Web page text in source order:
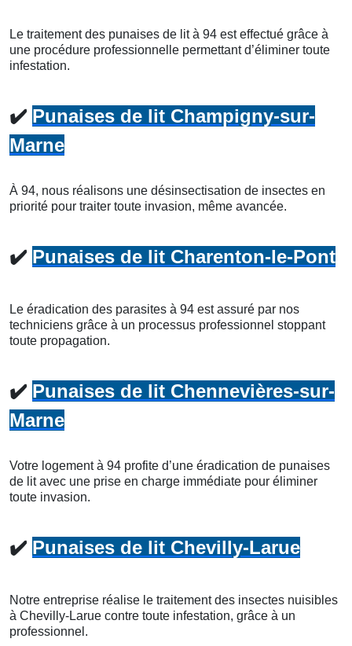
Le traitement des punaises de lit à 94 est effectué grâce à
une procédure professionnelle permettant d’éliminer toute
infestation.
✔️ Punaises de lit Champigny-sur-
Marne
À 94, nous réalisons une désinsectisation de insectes en
priorité pour traiter toute invasion, même avancée.
✔️ Punaises de lit Charenton-le-Pont
Le éradication des parasites à 94 est assuré par nos
techniciens grâce à un processus professionnel stoppant
toute propagation.
✔️ Punaises de lit Chennevières-sur-
Marne
Votre logement à 94 profite d’une éradication de punaises
de lit avec une prise en charge immédiate pour éliminer
toute invasion.
✔️ Punaises de lit Chevilly-Larue
Notre entreprise réalise le traitement des insectes nuisibles
à Chevilly-Larue contre toute infestation, grâce à un
professionnel.